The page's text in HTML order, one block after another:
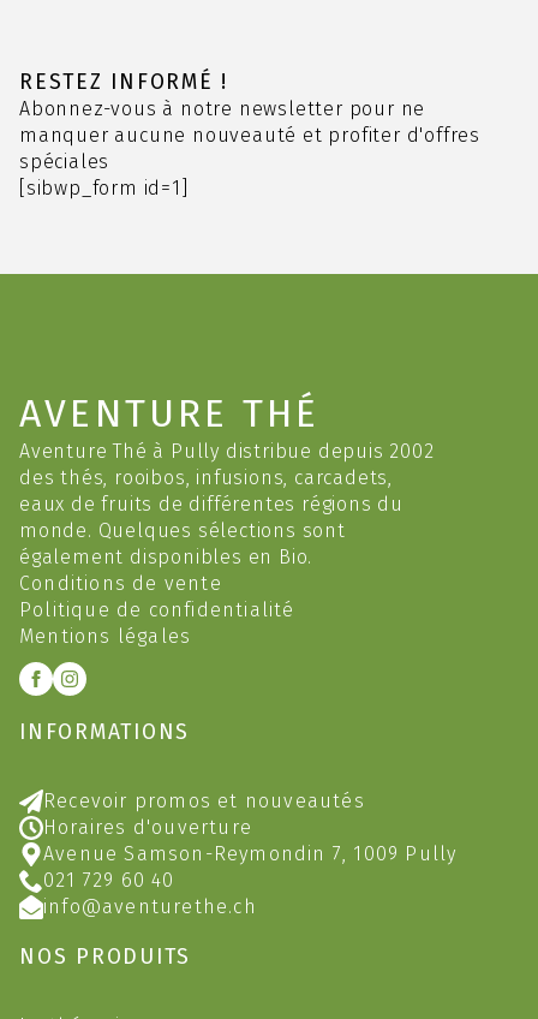
options
peuvent
être
sur
RESTEZ INFORMÉ !
Abonnez-vous à notre newsletter pour ne
manquer aucune nouveauté et profiter d'offres
spéciales
[sibwp_form id=1]
AVENTURE THÉ
Aventure Thé à Pully distribue depuis 2002
des thés, rooibos, infusions, carcadets,
eaux de fruits de différentes régions du
monde. Quelques sélections sont
également disponibles en Bio.
Conditions de vente
Politique de confidentialité
Mentions légales
INFORMATIONS
Recevoir promos et nouveautés
Horaires d'ouverture
Avenue Samson-Reymondin 7, 1009 Pully
021 729 60 40
info@aventurethe.ch
NOS PRODUITS